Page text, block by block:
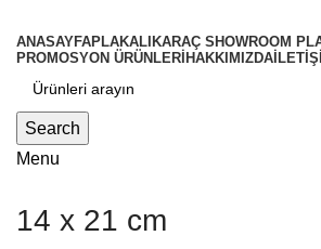
ANASAYFAPLAKALIKARAÇ SHOWROOM
PROMOSYON ÜRÜNLERİ HAKKIMIZDA
Search
Menu
14 x 21 cm